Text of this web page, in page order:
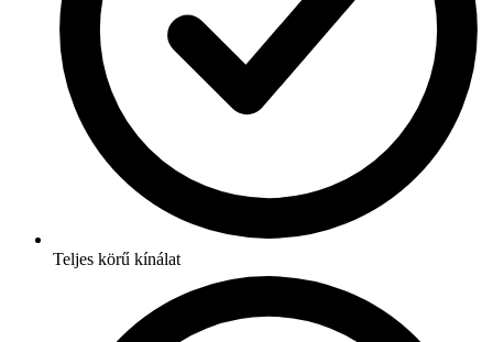
Teljes körű kínálat